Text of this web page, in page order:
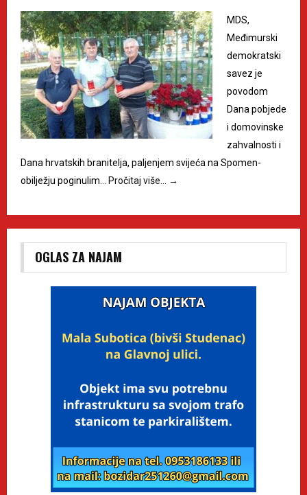
MDS,
Međimurski
demokratski
savez je
povodom
Dana pobjede
i domovinske
zahvalnosti i
Dana hrvatskih branitelja, paljenjem svijeća na Spomen-
obilježju poginulim…
Pročitaj više… →
OGLAS ZA NAJAM